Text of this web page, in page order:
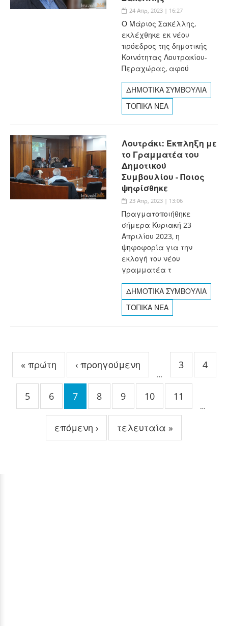
24 Απρ, 2023 | 16:27
Ο Μάριος Σακέλλης,
εκλέχθηκε εκ νέου
πρόεδρος της δημοτικής
Κοινότητας Λουτρακίου-
Περαχώρας, αφού
ΔΗΜΟΤΙΚΑ ΣΥΜΒΟΥΛΙΑ
ΤΟΠΙΚΑ ΝΕΑ
Λουτράκι: Έκπληξη με
το Γραμματέα του
Δημοτικού
Συμβουλίου - Ποιος
ψηφίσθηκε
23 Απρ, 2023 | 13:06
Πραγματοποιήθηκε
σήμερα Κυριακή 23
Απριλίου 2023, η
ψηφοφορία για την
εκλογή του νέου
γραμματέα τ
ΔΗΜΟΤΙΚΑ ΣΥΜΒΟΥΛΙΑ
ΤΟΠΙΚΑ ΝΕΑ
« πρώτη ‹ προηγούμενη
…
3 4
5 6 7 8 9 10 11
…
επόμενη › τελευταία »